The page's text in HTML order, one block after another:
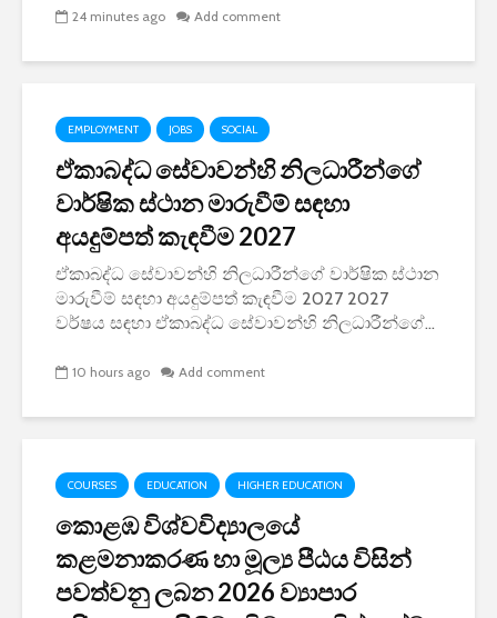
24 minutes ago Add comment
EMPLOYMENT JOBS SOCIAL
ඒකාබද්ධ සේවාවන්හි නිලධාරීන්ගේ
වාර්ෂික ස්ථාන මාරුවීම් සඳහා
අයදුම්පත් කැඳවීම 2027
ඒකාබද්ධ සේවාවන්හි නිලධාරීන්ගේ වාර්ෂික ස්ථාන
මාරුවීම් සඳහා අයදුම්පත් කැඳවීම 2027 2027
වර්ෂය සඳහා ඒකාබද්ධ සේවාවන්හි නිලධාරීන්ගේ...
10 hours ago Add comment
COURSES EDUCATION HIGHER EDUCATION
කොළඹ විශ්වවිද්‍යාලයේ
කළමනාකරණ හා මූල්‍ය පීඨය විසින්
පවත්වනු ලබන 2026 ව්‍යාපාර